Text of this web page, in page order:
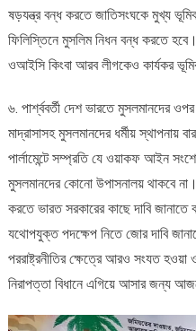
ষড়যন্ত্র বন্ধ করতে জাতিসংঘকে মুখ্য
ফিলিস্তিনে মুসলিম নিধন বন্ধ করতে
ওআইসি কিংবা আরব লীগকেও কার্যকর
৬. পার্শ্ববর্তী দেশ ভারতে মুসলমানদের
মাদ্রাসাসহ মুসলমানদের ধর্মীয় স্থাপনায়
পার্লামেন্টে সম্প্রতি যে ওয়াকফ আইন
মুসলমানদের কোনো উপাসনালয় থাকবে
করতে ভারত সরকারের কাছে দাবি জানাতে
যথোপযুক্ত পদক্ষেপ নিতে জোর দাবি
পররাষ্ট্রনীতির ক্ষেত্রে আরও সংযত
নিরাপত্তা বিধানে এগিয়ে আসার জন্য